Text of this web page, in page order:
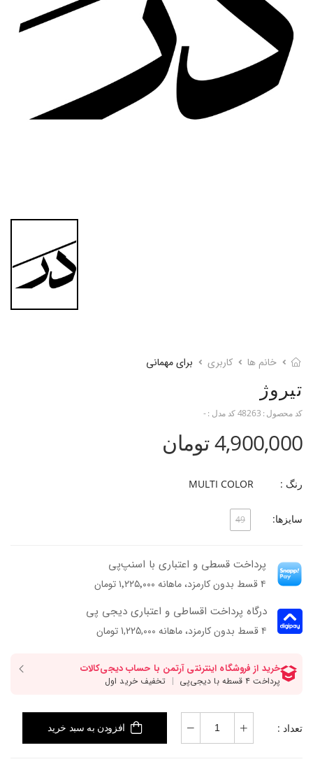
خانم ها کاربری برای مهمانی
تیروژ
کد محصول : 48263کد مدل :-
4,900,000 تومان
رنگ : MULTI COLOR
سایزها: 49
پرداخت قسطی و اعتباری با اسنپ‌پی
۴ قسط بدون کارمزد، ماهانه ۱٬۲۲۵٬۰۰۰ تومان
درگاه پرداخت اقساطی و اعتباری دیجی پی
۴ قسط بدون کارمزد، ماهانه 1,225,000 تومان
تعداد : افزودن به سبد خرید